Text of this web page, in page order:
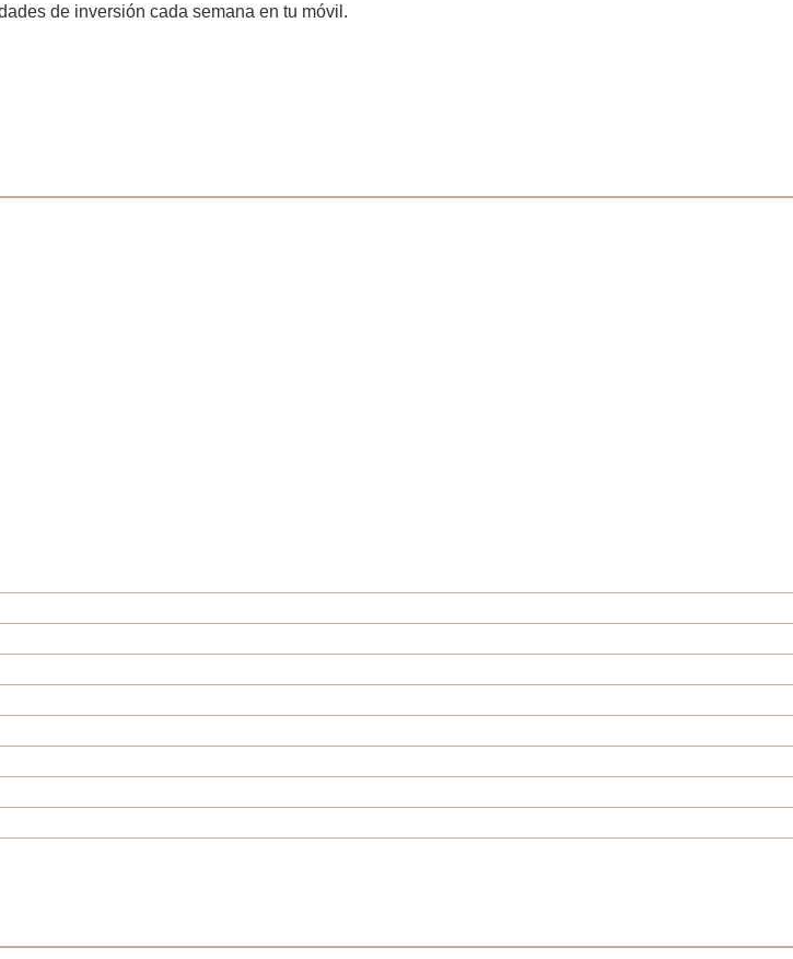
de inversión cada semana en tu móvil.